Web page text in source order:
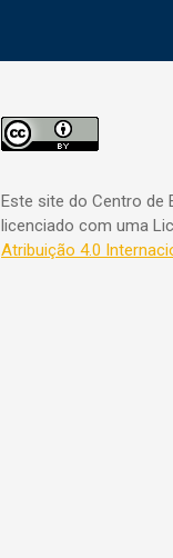
Este site do Centro de
licenciado com uma
Atribuição 4.0